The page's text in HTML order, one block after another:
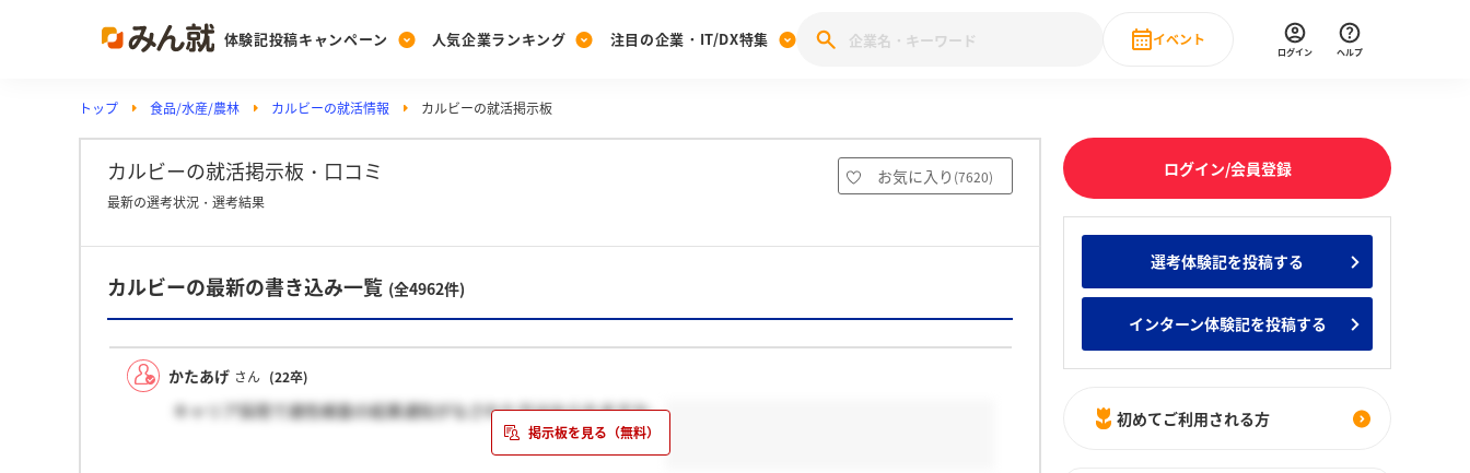
体験記投稿キャンペーン
Post
投稿する
[27卒] 本選考体験記投稿キャンペーン
人気企業ランキング
Ranking
ランキングを見る
Vote
投票する
みんなの新卒就職人気企業ランキング みんなのインターン人気企業ランキ
注目の企業・IT/DX特集
PickUp
注目の企業特集
28卒 IT・DX現場社員インタビュー
動画で知ろう！業界・企業研究
イベント
直近のイベント一覧
ログイン ヘルプ
トップ 食品/水産/農林 カルビーの就活情報 カルビーの就活掲示板
カルビーの就活掲示板・口コミ お気に入り (7620)
最新の選考状況・選考結果
カルビーの最新の書き込み一覧 (全4962件)
かたあげ さん (22卒)
キャリア採用で適性検査の結果通知がなされた方はおられますか。
ログイン/会員登録
選考体験記を投稿する
インターン体験記を投稿する
初めてご利用される方